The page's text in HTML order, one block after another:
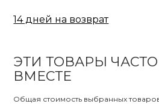
14 дней на возврат
ЭТИ ТОВАРЫ
ВМЕСТЕ
Общая стоимость выбранных